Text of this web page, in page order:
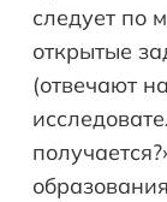
следует по
открытые
(отвечают